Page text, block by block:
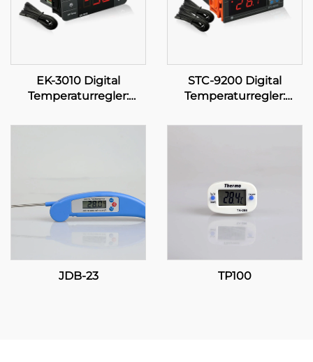
EK-3010 Digital
Temperaturregler:
STC-9200 Digital
Temperaturregler:
temperaturkontroll för
JDB-23 TP100